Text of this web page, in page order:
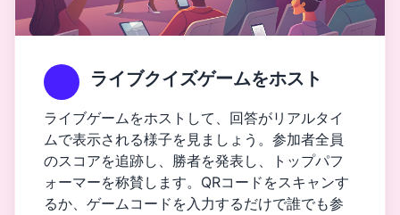
ライブクイズゲームをホスト
ライブゲームをホストして、回答がリアルタイ
ムで表示される様子を見ましょう。参加者全員
のスコアを追跡し、勝者を発表し、トップパフ
ォーマーを称賛します。QRコードをスキャンす
るか、ゲームコードを入力するだけで誰でも参